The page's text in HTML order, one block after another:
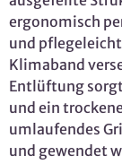
ergonomisch
und
Klimaband
Entlüftung
und ein
umlaufendes
und gewendet